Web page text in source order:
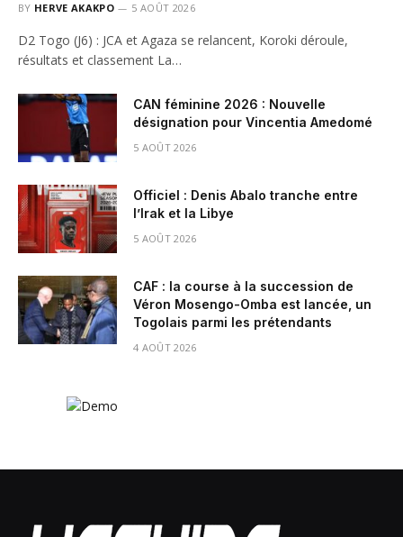
BY HERVE AKAKPO 5 AOÛT 2026
D2 Togo (J6) : JCA et Agaza se relancent, Koroki déroule,
résultats et classement La…
CAN féminine 2026 : Nouvelle
désignation pour Vincentia Amedomé
5 AOÛT 2026
Officiel : Denis Abalo tranche entre
l’Irak et la Libye
5 AOÛT 2026
CAF : la course à la succession de
Véron Mosengo-Omba est lancée, un
Togolais parmi les prétendants
4 AOÛT 2026